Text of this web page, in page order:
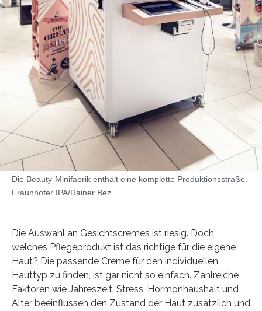
Die Beauty-Minifabrik enthält eine komplette Produktionsstraße.
Fraunhofer IPA/Rainer Bez
Die Auswahl an Gesichtscremes ist riesig. Doch
welches Pflegeprodukt ist das richtige für die eigene
Haut? Die passende Creme für den individuellen
Hauttyp zu finden, ist gar nicht so einfach. Zahlreiche
Faktoren wie Jahreszeit, Stress, Hormonhaushalt und
Alter beeinflussen den Zustand der Haut zusätzlich und